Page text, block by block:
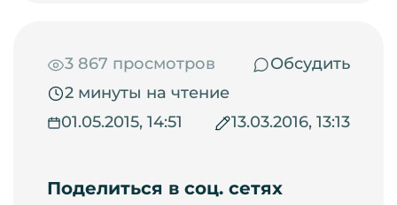
3 867 просмотров
Обсудить
2 минуты на чтение
01.05.2015, 14:51
13.03.2016, 13:13
Поделиться в соц. сетях